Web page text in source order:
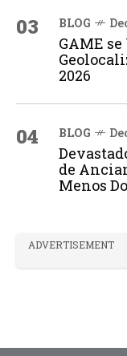
03 BLOG
GAME
2026
04 BLOG
de
Menos
ADVERTISEMENT